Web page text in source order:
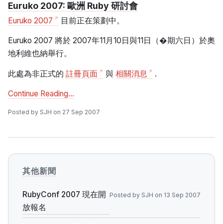
Euruko 2007: 歐洲 Ruby 研討會
Euruko 2007 目前正在策劃中。
Euruko 2007 將於 2007年11月10日與11日（�期六日）於奧
地利維也納舉行。
此處為非正式的 註冊頁面 與 相關消息 .
Continue Reading…
Posted by SJH on 27 Sep 2007
其他新聞
RubyConf 2007 現在開
放報名
Posted by SJH on 13 Sep 2007